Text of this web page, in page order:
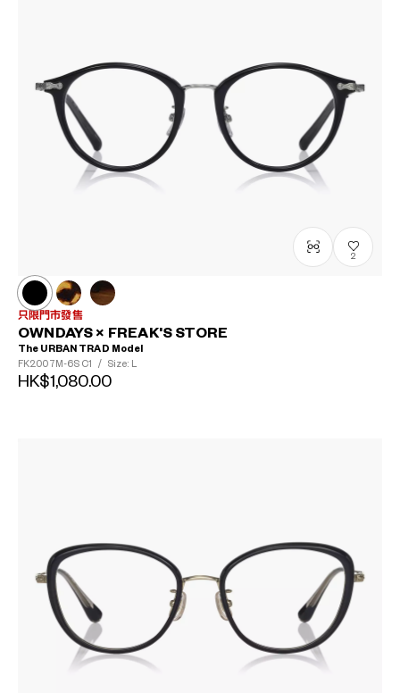
2
只限門市發售
OWNDAYS × FREAK'S STORE
The URBAN TRAD Model
FK2007M-6S C1 / Size: L
HK$1,080.00